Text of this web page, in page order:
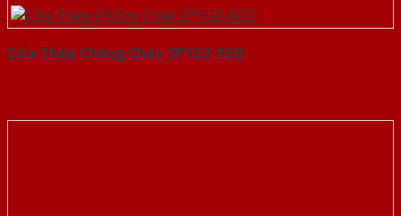
Cửa Thép Chống Cháy 2P1G2-SGD